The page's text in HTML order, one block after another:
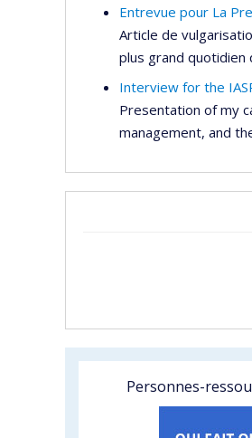
Entrevue pour La
Article de
plus grand quotidien
Interview for the
Presentation of my
management, and
Personnes-